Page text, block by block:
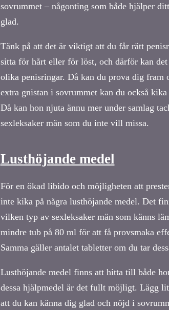
sovrummet – någonting som både hjälper
glad.
Tänk på att det är viktigt att du får rätt
sitta för hårt eller för löst, och därför kan
olika penisringar. Då kan du prova dig fram
extra gnistan i sovrummet kan du också
Då kan hon njuta ännu mer under samlag
sexleksaker män som du inte vill missa.
Lusthöjande medel
För en ökad libido och möjligheten att
inte kika på några lusthöjande medel. Det
vilken typ av sexleksaker män som känns
mindre tub på 80 ml för att få provsmaka
Samma gäller antalet tabletter om du tar
Lusthöjande medel finns att hitta till både
dessa hjälpmedel är det fullt möjligt. Lägg
att du kan känna dig glad och nöjd i